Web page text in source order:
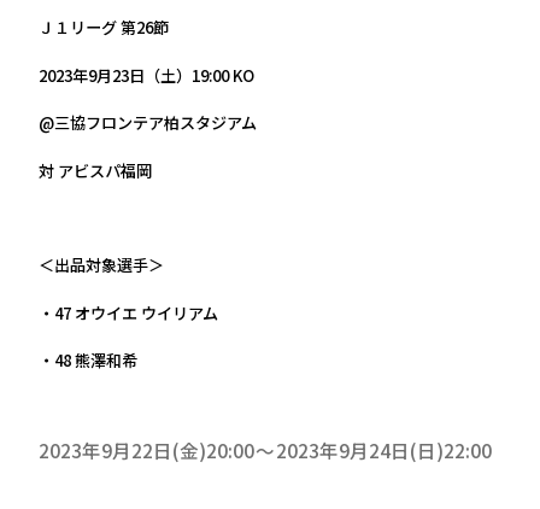
Ｊ１リーグ 第26節
2023年9月23日（土）19:00 KO
@三協フロンテア柏スタジアム
対 アビスパ福岡
＜出品対象選手＞
・47 オウイエ ウイリアム
・48 熊澤和希
2023年9月22日(金)20:00 2023年9月24日(日)22:00